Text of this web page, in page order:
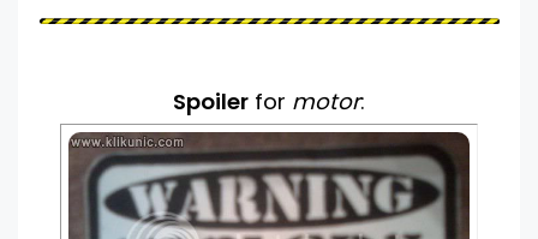
Spoiler for motor: